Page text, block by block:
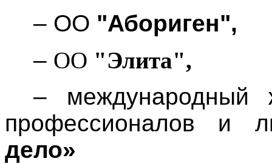
– ОО "Абориген",
– ОО "Элита",
– международный
профессионалов и
дело»